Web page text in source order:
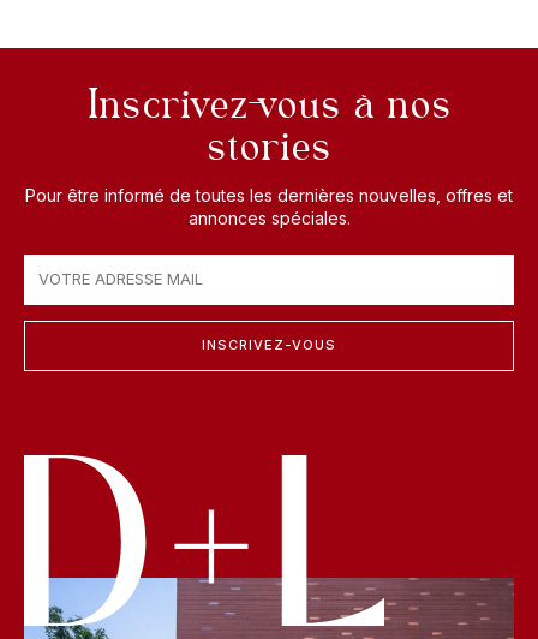
Inscrivez-vous à nos
stories
Pour être informé de toutes les dernières nouvelles, offres et
annonces spéciales.
INSCRIVEZ-VOUS